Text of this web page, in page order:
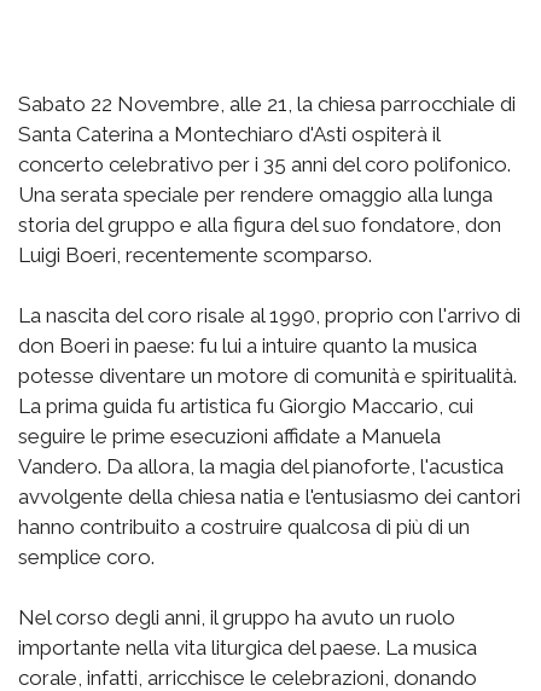
Sabato 22 Novembre, alle 21, la chiesa parrocchiale di
Santa Caterina a Montechiaro d'Asti ospiterà il
concerto celebrativo per i 35 anni del coro polifonico.
Una serata speciale per rendere omaggio alla lunga
storia del gruppo e alla figura del suo fondatore, don
Luigi Boeri, recentemente scomparso.
La nascita del coro risale al 1990, proprio con l'arrivo di
don Boeri in paese: fu lui a intuire quanto la musica
potesse diventare un motore di comunità e spiritualità.
La prima guida fu artistica fu Giorgio Maccario, cui
seguire le prime esecuzioni affidate a Manuela
Vandero. Da allora, la magia del pianoforte, l'acustica
avvolgente della chiesa natia e l'entusiasmo dei cantori
hanno contribuito a costruire qualcosa di più di un
semplice coro.
Nel corso degli anni, il gruppo ha avuto un ruolo
importante nella vita liturgica del paese. La musica
corale, infatti, arricchisce le celebrazioni, donando